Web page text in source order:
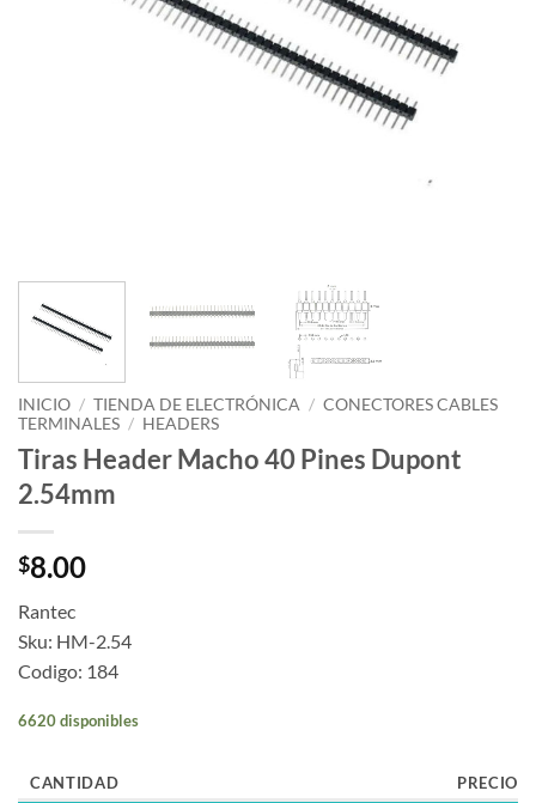
INICIO / TIENDA DE ELECTRÓNICA / CONECTORES CABLES
TERMINALES / HEADERS
Tiras Header Macho 40 Pines Dupont
2.54mm
$8.00
Rantec
Sku: HM-2.54
Codigo: 184
6620 disponibles
CANTIDAD PRECIO